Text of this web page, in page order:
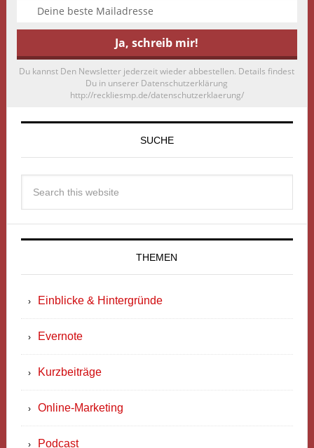
Du kannst Den Newsletter jederzeit wieder abbestellen. Details findest
Du in unserer Datenschutzerklärung
http://reckliesmp.de/datenschutzerklaerung/
SUCHE
THEMEN
Einblicke & Hintergründe
Evernote
Kurzbeiträge
Online-Marketing
Podcast